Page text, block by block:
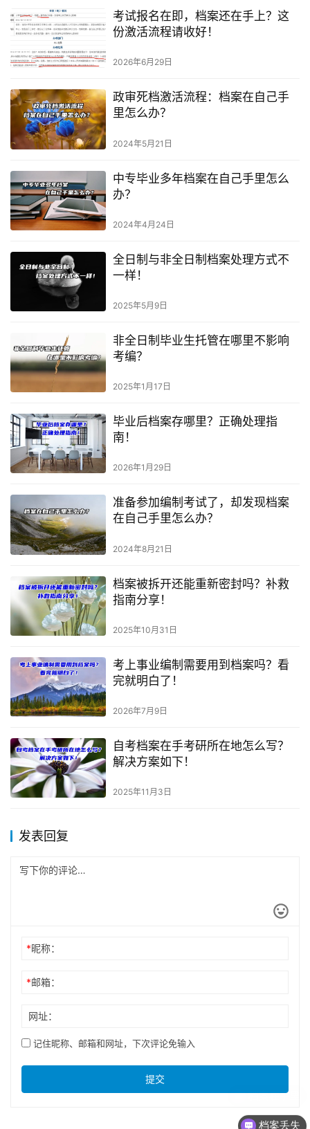
考试报名在即，档案还在手上？这
份激活流程请收好！
2026年6月29日
政审死档激活流程：档案在自己手
里怎么办？
2024年5月21日
中专毕业多年档案在自己手里怎么
办？
2024年4月24日
全日制与非全日制档案处理方式不
一样！
2025年5月9日
非全日制毕业生托管在哪里不影响
考编？
2025年1月17日
毕业后档案存哪里？正确处理指
南！
2026年1月29日
准备参加编制考试了，却发现档案
在自己手里怎么办？
2024年8月21日
档案被拆开还能重新密封吗？补救
指南分享！
2025年10月31日
考上事业编制需要用到档案吗？看
完就明白了！
2026年7月9日
自考档案在手考研所在地怎么写？
解决方案如下！
2025年11月3日
发表回复
*昵称：
*邮箱：
网址：
记住昵称、邮箱和网址，下次评论免输入
提交
档案丢失